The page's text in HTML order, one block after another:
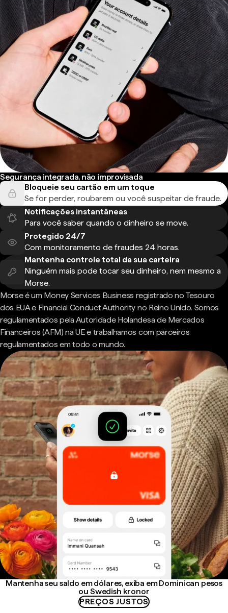
Segurança integrada, não improvisada
Bloqueie seu cartão em um toque
Se for perder, roubarem ou você suspeitar de fraude.
Notificações instantâneas
Para você saber quando o dinheiro se move.
Protegido 24/7
Com monitoramento de fraudes 24 horas.
Mantenha controle total da sua carteira
Ninguém mais pode tocar seu dinheiro, nem mesmo a
Morse.
Morse é um Money Services Business registrado no Tesouro
dos EUA e Financial Conduct Authority no Reino Unido. Somos
regulamentados pela Autoridade Holandesa de Mercados
Financeiros (AFM) na UE e trabalhamos com parceiros
regulamentados em todo o mundo.
Mantenha seu saldo em dólares, exiba em Dominican pesos
ou Swedish kronor
PREÇOS JUSTOS